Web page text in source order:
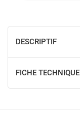
DESCRIPTIF
FICHE TECHNIQUE